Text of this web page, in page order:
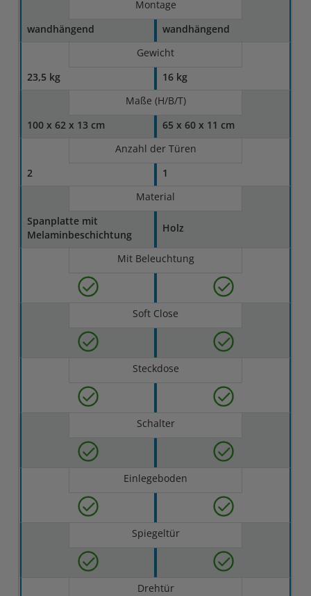
Montage
wandhängend
wandhängend
Gewicht
23,5 kg
16 kg
Maße (H/B/T)
100 x 62 x 13 cm
65 x 60 x 11 cm
Anzahl der Türen
2
1
Material
Spanplatte mit
Melaminbeschichtung
Holz
Mit Beleuchtung
Soft Close
Steckdose
Schalter
Einlegeboden
Spiegeltür
Drehtür